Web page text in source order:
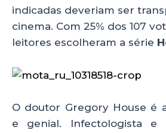
ts
A
p
e
b
o
k
e
dI
n
re
indicadas deveriam ser
cinema. Com 25% dos 107
leitores escolheram a série
O doutor Gregory House é
e genial. Infectologista e